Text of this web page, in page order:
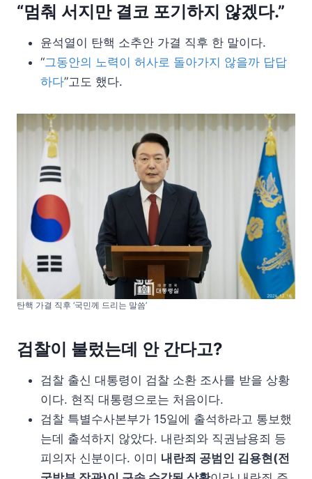
“멈춰 서지만 결코 포기하지 않겠다.”
윤석열이 탄핵 소추안 가결 직후 한 말이다.
“그동안의 노력이 허사로 돌아가지 않을까 답답
하다”고도 했다.
탄핵 가결 직후 ‘국민께 드리는 말씀’
검찰이 불렀는데 안 간다고?
검찰 출신 대통령이 검찰 소환 조사를 받을 상황
이다. 현직 대통령으로는 처음이다.
검찰 특별수사본부가 15일에 출석하라고 통보했
는데 출석하지 않았다. 내란죄와 직권남용죄 등
피의자 신분이다. 이미 내란죄 공범인 김용현(전